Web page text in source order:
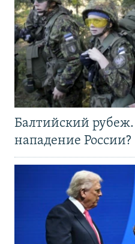
Балтийский
нападение России?